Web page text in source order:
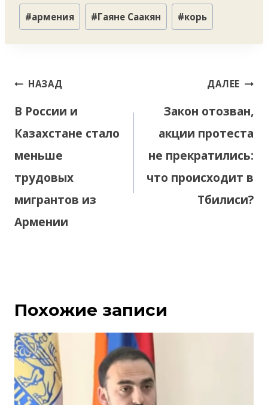
Метки
записи:
#армения #Гаяне Саакян #корь
Навигация
записям
НАЗАД
В России и
Казахстане стало
меньше
трудовых
мигрантов из
Армении
ДАЛЕЕ
Закон отозван,
акции протеста
не прекратились:
что происходит в
Тбилиси?
Похожие записи